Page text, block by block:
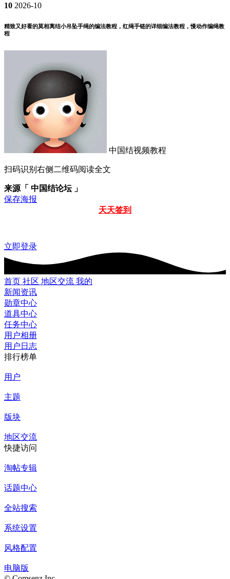
10 2026-10
精致又好看的莫相离结小吊坠手绳的编法教程，红绳手链的详细编法教程，慢动作编绳教
程
中国结视频教程
扫码识别右侧二维码阅读全文
来源「 中国结论坛 」
保存海报
天天签到
立即登录
首页 社区 地区交流 我的
新闻资讯
勋章中心
道具中心
任务中心
用户相册
用户日志
排行榜单
用户
主题
版块
地区交流
快捷访问
淘帖专辑
话题中心
全站搜索
系统设置
风格配置
电脑版